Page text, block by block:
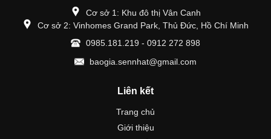
Cơ sở 1: Khu đô thị Vân Canh
Cơ sở 2: Vinhomes Grand Park, Thủ Đức, Hồ Chí Minh
0985.181.219 - 0912 272 898
baogia.sennhat@gmail.com
Liên kết
Trang chủ
Giới thiệu